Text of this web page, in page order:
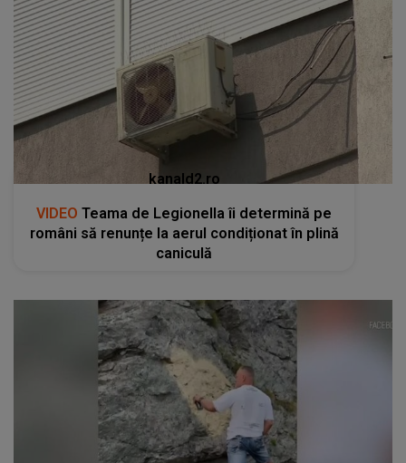
kanald2.ro
VIDEO Teama de Legionella îi determină pe
români să renunțe la aerul condiționat în plină
caniculă